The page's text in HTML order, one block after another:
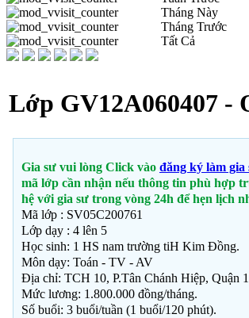
Tháng Này
Tháng Trước
Tất Cả
Lớp GV12A060407 -
Gia sư vui lòng Click vào đăng ký làm gia
mã lớp cần nhận nếu thông tin phù hợp
hệ với gia sư trong vòng 24h để hẹn lịch
Mã lớp : SV05C200761
Lớp dạy : 4 lên 5
Học sinh: 1 HS nam trường tiH Kim Đồng.
Môn dạy: Toán - TV - AV
Địa chỉ: TCH 10, P.Tân Chánh Hiệp, Quận
Mức lương: 1.800.000 đồng/tháng.
Số buổi: 3 buổi/tuần (1 buổi/120 phút).